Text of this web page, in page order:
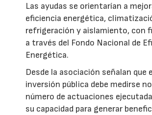
Las ayudas se orientarían a
eficiencia energética,
refrigeración y aislamiento, con
a través del Fondo Nacional de
Energética.
Desde la asociación señalan que
inversión pública debe medirse
número de actuaciones
su capacidad para generar